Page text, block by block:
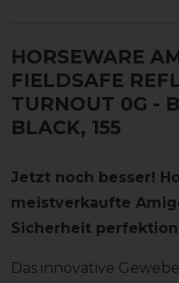
HORSEWARE
FIELDSAFE
TURNOUT 0G -
BLACK, 155
Jetzt noch besser!
meistverkaufte
Sicherheit
Das innovative